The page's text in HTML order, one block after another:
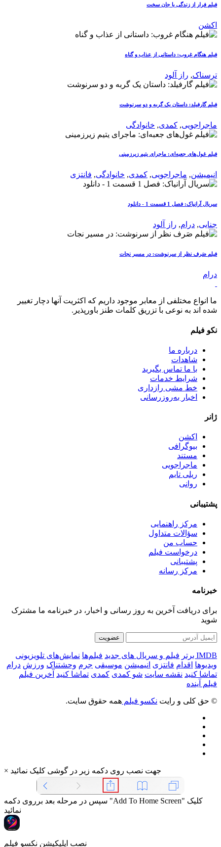
فیلم فرار از زندگی یا جان سخت
اکشن
فیلم هنگام غروب: داستانی از عذاب و گناه
ترسناک, راز آلود
فیلم گارفیلد: داستان یک گربه و دو سرنوشت
ماجراجویی, کمدی, خانوادگی
فیلم غول‌های جعبه‌ای: ماجرای یتیم زیرزمینی
انیمیشن, ماجراجویی, کمدی, خانوادگی, فانتزی
سریال آرانیاک: فصل 1 قسمت 1 - دانلود
جنایی, درام, راز آلود
فیلم صَرف نظر از سرنوشت: در مسیر نجات
درام
ما انواع مختلفی از معابر موجود داریم که اکثریت آنها دچار تغییر
شده اند به نوعی با تزریق کلمات طنز باورپذیر.
نکو فیلم
درباره ما
شاهدات
با ما تماس بگیرید
شرایط خدمات
خط مشی رازداری
اخبار به‌روزرسانی
ژانر
اکشن
بیوگرافی
مستند
ماجراجویی
ریلی تایم
روانی
پشتیبانی
مرکز راهنمایی
سؤالات متداول
حساب من
درخواست فیلم
پشتیبانی
مرکز رسانه
خبرنامه
برای دریافت آخرین به روز رسانی و اخبار، در خبرنامه ما مشترک
شوید
عضویت
IMDB برتر فیلم و سریال های جدید فیلم‌ها نمایش‌های تلویزیونی
ویدیوها اقدام فانتزی انیمیشن موسیقی جرم وحشتناک ورزش درام
تماشا کنید نقشه سایت شو کمدی کمدی تماشا کنید آخرین فیلم
فیلم آینده
© حق کلی و رایت نکسو فیلم همه حقوق سایت.
× جهت نصب روی دکمه زیر در گوشی کلیک نمائید
سپس در مرحله بعد برروی دکمه "Add To Home Screen" کلیک
نمائید
نصب اپلیکیشن نکسو فیلم